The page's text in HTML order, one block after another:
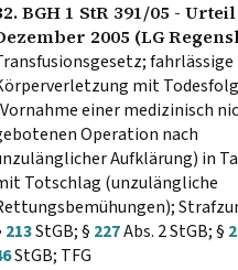
BGH 1 StR 391/05 -
2005 (LG
mit
einer medizinisch
Operation nach
Aufklärung) in
Totschlag (unzulängliche
213StGB; § 227Abs. 2 StGB; §
StGB; TFG